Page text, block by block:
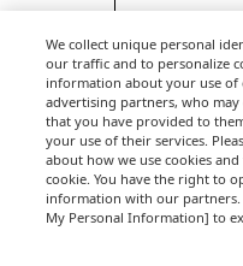
「地場産業を守りたい」
というかたちとなり、そ
た人が集まる。よい循環
ね。
We collect unique personal
our traffic and to personalize
information about your use of
advertising partners, who
that you have provided to
your use of their services.
about how we use cookies
cookie. You have the right to
information with our partners.
My Personal Information] to